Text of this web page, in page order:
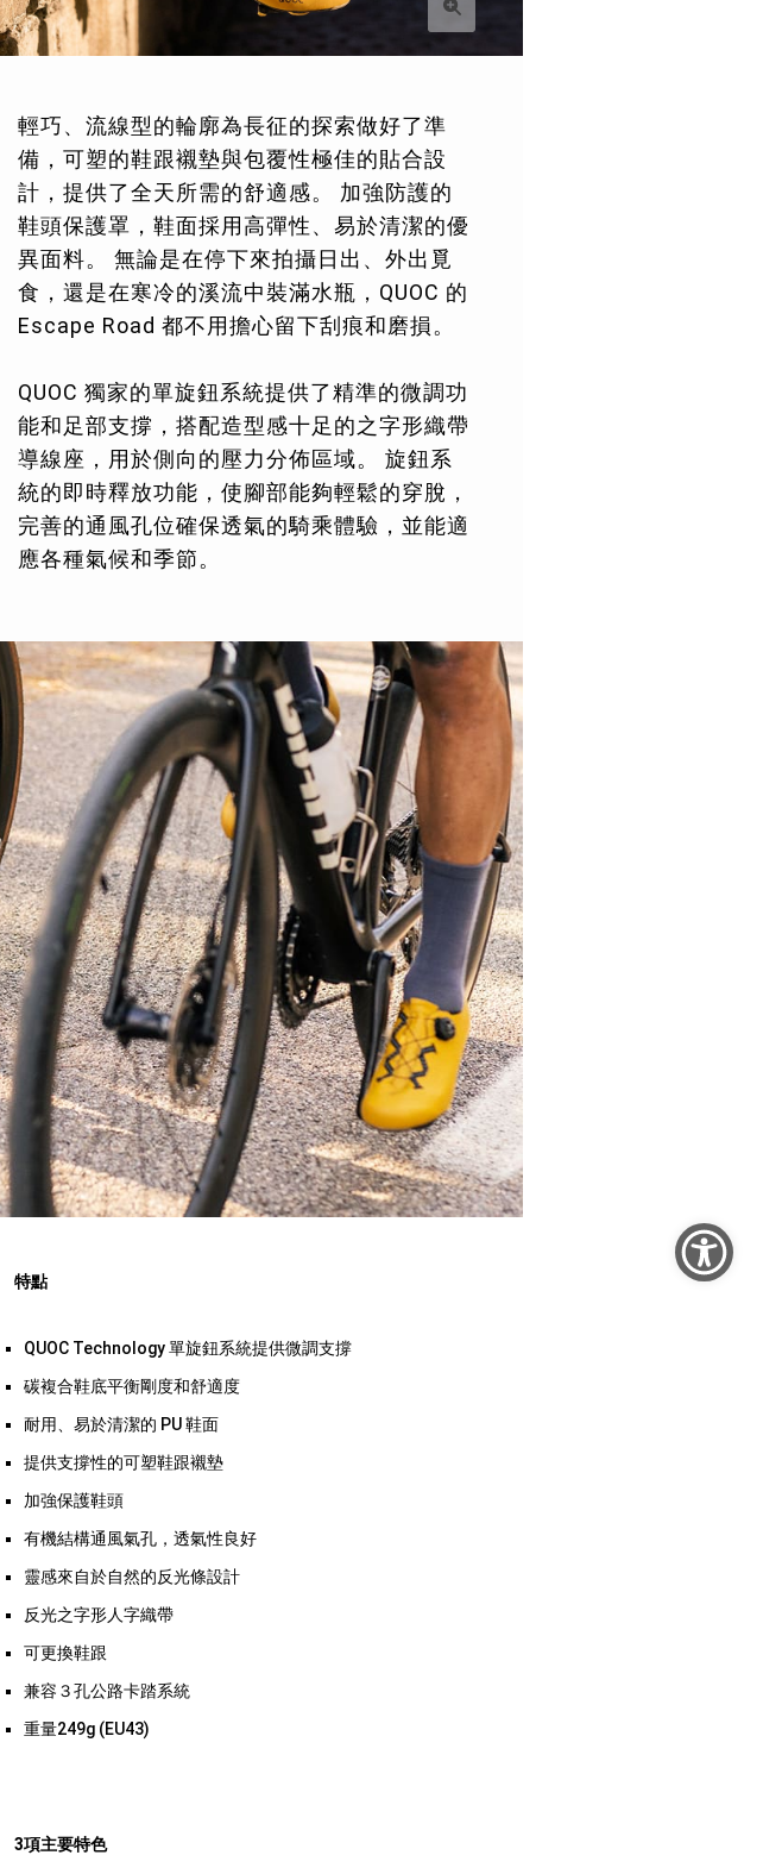
輕巧、流線型的輪廓為長征的探索做好了準
備，可塑的鞋跟襯墊與包覆性極佳的貼合設
計，提供了全天所需的舒適感。 加強防護的
鞋頭保護罩，鞋面採用高彈性、易於清潔的優
異面料。 無論是在停下來拍攝日出、外出覓
食，還是在寒冷的溪流中裝滿水瓶，QUOC 的
Escape Road 都不用擔心留下刮痕和磨損。
QUOC 獨家的單旋鈕系統提供了精準的微調功
能和足部支撐，搭配造型感十足的之字形織帶
導線座，用於側向的壓力分佈區域。 旋鈕系
統的即時釋放功能，使腳部能夠輕鬆的穿脫，
完善的通風孔位確保透氣的騎乘體驗，並能適
應各種氣候和季節。
特點
QUOC Technology 單旋鈕系統提供微調支撐
碳複合鞋底平衡剛度和舒適度
耐用、易於清潔的 PU 鞋面
提供支撐性的可塑鞋跟襯墊
加強保護鞋頭
有機結構通風氣孔，透氣性良好
靈感來自於自然的反光條設計
反光之字形人字織帶
可更換鞋跟
兼容３孔公路卡踏系統
重量249g (EU43)
3項主要特色